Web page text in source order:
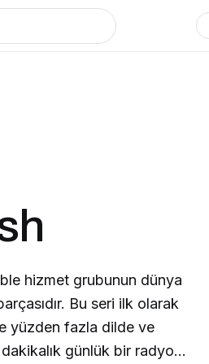
hizmet grubunun dünya
Bu seri ilk olarak
yüzden fazla dilde ve
günlük bir radyo